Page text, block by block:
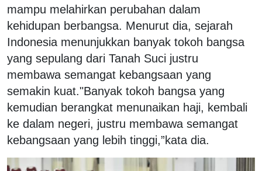
mampu melahirkan perubahan dalam
kehidupan berbangsa. Menurut dia, sejarah
Indonesia menunjukkan banyak tokoh bangsa
yang sepulang dari Tanah Suci justru
membawa semangat kebangsaan yang
semakin kuat."Banyak tokoh bangsa yang
kemudian berangkat menunaikan haji, kembali
ke dalam negeri, justru membawa semangat
kebangsaan yang lebih tinggi,”kata dia.